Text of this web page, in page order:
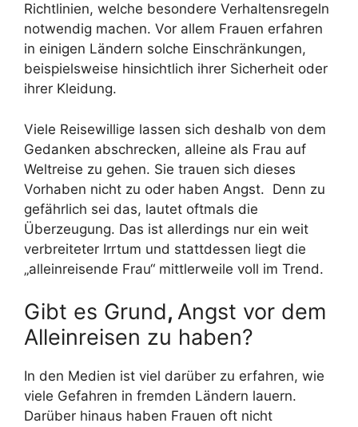
Richtlinien, welche besondere Verhaltensregeln
notwendig machen. Vor allem Frauen erfahren
in einigen Ländern solche Einschränkungen,
beispielsweise hinsichtlich ihrer Sicherheit oder
ihrer Kleidung.
Viele Reisewillige lassen sich deshalb von dem
Gedanken abschrecken, alleine als Frau auf
Weltreise zu gehen. Sie trauen sich dieses
Vorhaben nicht zu oder haben Angst. Denn zu
gefährlich sei das, lautet oftmals die
Überzeugung. Das ist allerdings nur ein weit
verbreiteter Irrtum und stattdessen liegt die
„alleinreisende Frau“ mittlerweile voll im Trend.
Gibt es Grund, Angst vor dem
Alleinreisen zu haben?
In den Medien ist viel darüber zu erfahren, wie
viele Gefahren in fremden Ländern lauern.
Darüber hinaus haben Frauen oft nicht